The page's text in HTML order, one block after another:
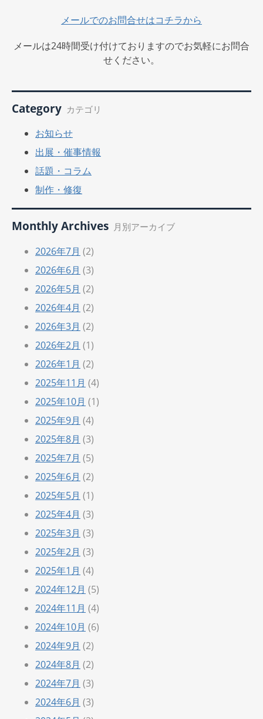
メールでのお問合せはコチラから
メールは24時間受け付けておりますのでお気軽にお問合
せください。
Category カテゴリ
お知らせ
出展・催事情報
話題・コラム
制作・修復
Monthly Archives 月別アーカイブ
2026年7月 (2)
2026年6月 (3)
2026年5月 (2)
2026年4月 (2)
2026年3月 (2)
2026年2月 (1)
2026年1月 (2)
2025年11月 (4)
2025年10月 (1)
2025年9月 (4)
2025年8月 (3)
2025年7月 (5)
2025年6月 (2)
2025年5月 (1)
2025年4月 (3)
2025年3月 (3)
2025年2月 (3)
2025年1月 (4)
2024年12月 (5)
2024年11月 (4)
2024年10月 (6)
2024年9月 (2)
2024年8月 (2)
2024年7月 (3)
2024年6月 (3)